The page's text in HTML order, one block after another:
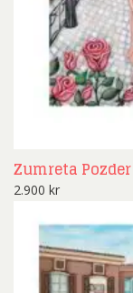
Zumreta
2.900 kr